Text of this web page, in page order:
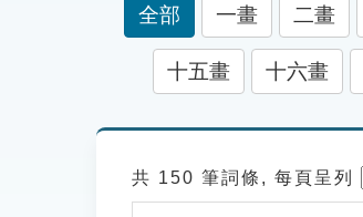
全部 一畫 二畫
十五畫 十六畫
共 150 筆詞條, 每頁呈列